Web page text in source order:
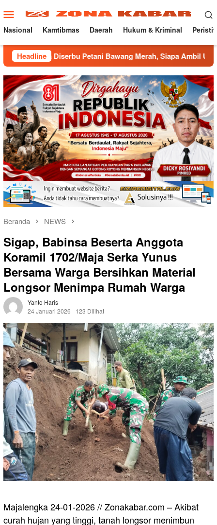
ke
konten
Menu
Mobile
Nasional Kamtibmas Daerah Hukum & Kriminal
HeadlinePetani Bawang Merah, Siapa Ambil Untung ???
Beranda NEWS
Sigap, Babinsa Beserta Anggota
Koramil 1702/Maja Serka Yunus
Bersama Warga Bersihkan Material
Longsor Menimpa Rumah Warga
Yanto Haris
24 Januari 2026
123 Dilihat
Majalengka 24-01-2026 // Zonakabar.com – Akibat
curah hujan yang tinggi, tanah longsor menimbun